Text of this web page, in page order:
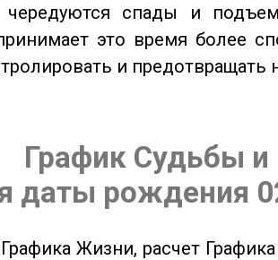
чередуются спады и
это время более
и предотвращать
График Судьбы и
даты рождения
Жизни, расчет